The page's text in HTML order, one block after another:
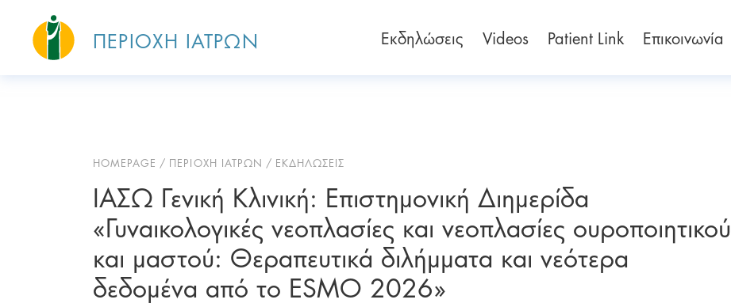
ΠΕΡΙΟΧΗ ΙΑΤΡΩΝ Εκδηλώσεις Videos Patient Link Επικοινωνία
HOMEPAGE ΠΕΡΙΟΧΗ ΙΑΤΡΩΝ ΕΚΔΗΛΩΣΕΙΣ
ΙΑΣΩ Γενική Κλινική: Επιστημονική Διημερίδα
«Γυναικολογικές νεοπλασίες και νεοπλασίες ουροποιητικού
και μαστού: Θεραπευτικά διλήμματα και νεότερα
δεδομένα από το ESMO 2026»